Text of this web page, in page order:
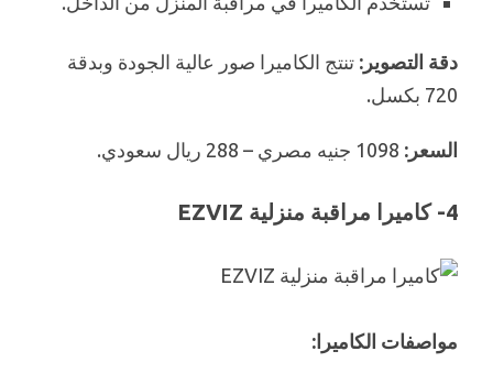
دقة التصوير: تنتج الكاميرا صور عالية الجودة وبدقة
720 بكسل.
السعر:
4- كاميرا مراقبة منزلية EZVIZ
مواصفات الكاميرا: